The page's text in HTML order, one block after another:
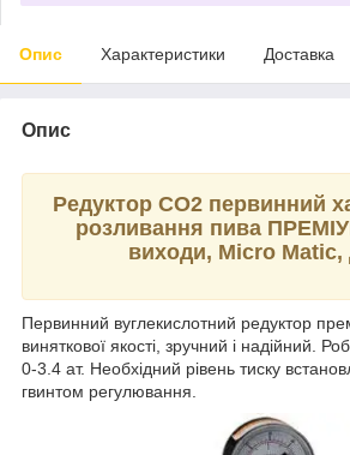
Опис Характеристики Доставка
Опис
Редуктор СО2 первинний
розливання пива
виходи, Micro Matic,
Первинний вуглекислотний редуктор
виняткової якості, зручний і надійний.
0-3.4 ат. Необхідний рівень тиску
гвинтом регулювання.